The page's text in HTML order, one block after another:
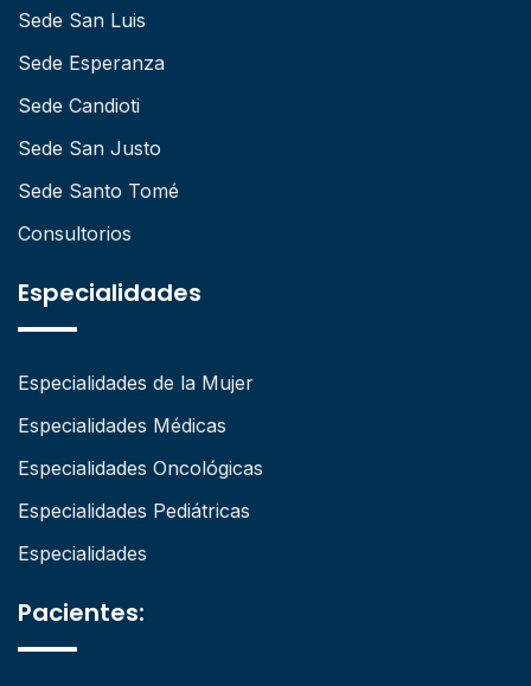
Sede San Luis
Sede Esperanza
Sede Candioti
Sede San Justo
Sede Santo Tomé
Consultorios
Especialidades
Especialidades de la Mujer
Especialidades Médicas
Especialidades Oncológicas
Especialidades Pediátricas
Especialidades
Pacientes: